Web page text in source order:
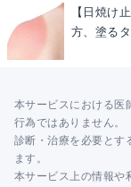
【日焼け
方、塗る
本サービスにおける医
行為ではありません。
診断・治療を必要とす
ます。
本サービス上の情報や